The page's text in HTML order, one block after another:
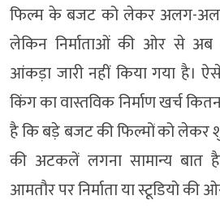
फिल्म के बजट को लेकर अलग-
लेकिन निर्माताओं की ओर से
आंकड़ा जारी नहीं किया गया है।
किंग का वास्तविक निर्माण खर्च
है कि बड़े बजट की फिल्मों को
की अटकलें लगना सामान्य बात
आमतौर पर निर्माता या स्टूडियो